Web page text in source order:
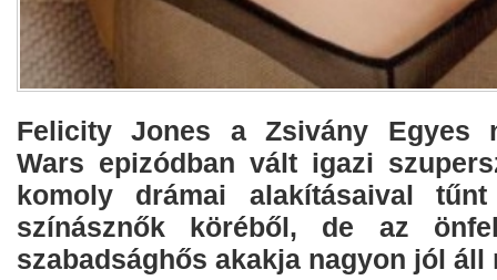
Felicity Jones a Zsivány Egyes
Wars epizódban vált igazi
komoly drámai alakításaival
színásznők köréből, de az
szabadsághős akakja nagyon jól áll